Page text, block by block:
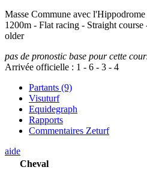
Masse Commune avec
1200m - Flat racing - Straight
older
pas de pronostic base pour cette
Arrivée officielle : 1 - 6 - 3 - 4
Partants (9)
Visuturf
Equidegraph
Rapports
Commentaires Zeturf
aide
Cheval